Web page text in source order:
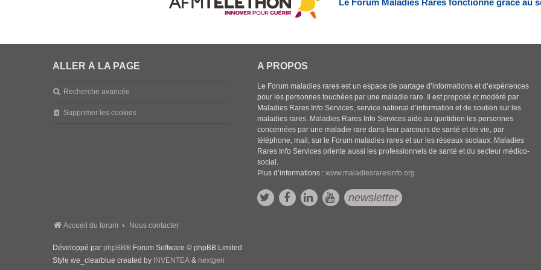
Le Forum Maladies Rares fonctionne grâce au
ALLER À LA PAGE
Recherche avancée
Supprimer les cookies
A PROPOS
Le Forum maladies rares est un espace de partage d’informations et d’expériences
pour les personnes touchées par une maladie rare. Il est proposé et modéré par
Maladies Rares Info Services, service national d’information et de soutien sur les
maladies rares. Maladies Rares Info Services aide au quotidien les personnes
concernées par une maladie rare dans leur parcours de santé et de vie, par
téléphone, mail, sur le Forum maladies rares et sur les réseaux sociaux. Maladies
Rares Info Services oriente aussi les professionnels de santé et du secteur médico-
social.
Plus d’informations :www.maladiesraresinfo.org
newsletter
Accueil du forum Nous contacter
Développé par phpBB® Forum Software © phpBB Limited
Style we_clearblue created by INVENTEA & nextgen